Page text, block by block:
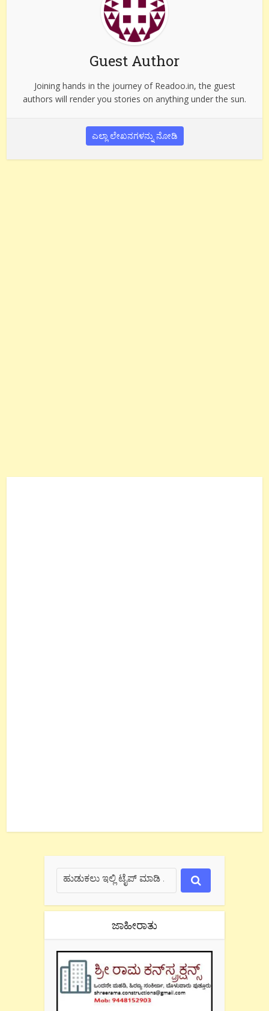
Guest Author
Joining hands in the journey of Readoo.in, the guest
authors will render you stories on anything under the sun.
ಎಲ್ಲಾ ಲೇಖನಗಳನ್ನು ನೋಡಿ
ಜಾಹೀರಾತು